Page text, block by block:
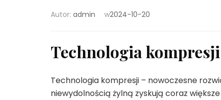
Autor: admin w2024-10-20
Technologia
Technologia kompresji – nowoczesne
niewydolnością żylną zyskują coraz